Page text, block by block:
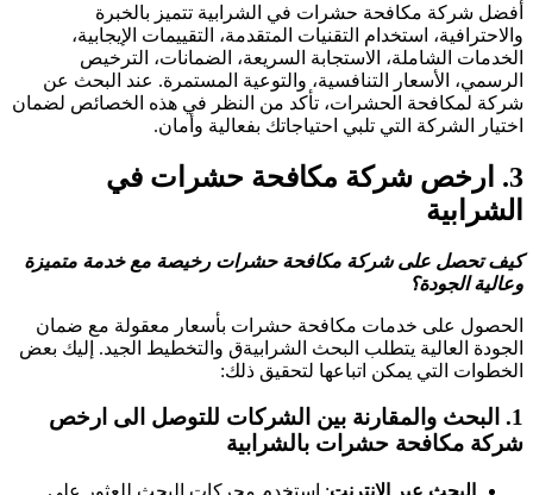
شركة مكافحة حشرات في الشرابية تتميز بالخبرة
استخدام التقنيات المتقدمة، التقييمات الإيجابية،
الشاملة، الاستجابة السريعة، الضمانات، الترخيص
الأسعار التنافسية، والتوعية المستمرة. عند البحث عن
لمكافحة الحشرات، تأكد من النظر في هذه الخصائص لضمان
الشركة التي تلبي احتياجاتك بفعالية وأمان.
ارخص شركة مكافحة حشرات في
تحصل على شركة مكافحة حشرات رخيصة مع خدمة متميزة
الجودة؟
على خدمات مكافحة حشرات بأسعار معقولة مع ضمان
العالية يتطلب البحث الشرابيةق والتخطيط الجيد. إليك بعض
التي يمكن اتباعها لتحقيق ذلك:
البحث والمقارنة بين الشركاتللتوصل الى ارخص
مكافحة حشرات بالشرابية
البحث عبر الإنترنت: استخدم محركات البحث للعثور على